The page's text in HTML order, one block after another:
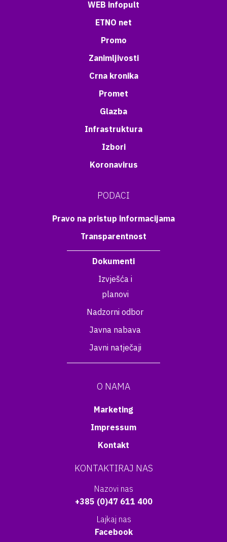
WEB infopult
ETNO net
Promo
Zanimljivosti
Crna kronika
Promet
Glazba
Infrastruktura
Izbori
Koronavirus
PODACI
Pravo na pristup informacijama
Transparentnost
Dokumenti
Izvješća i
planovi
Nadzorni odbor
Javna nabava
Javni natječaji
O NAMA
Marketing
Impressum
Kontakt
KONTAKTIRAJ NAS
Nazovi nas
+385 (0)47 611 400
Lajkaj nas
Facebook